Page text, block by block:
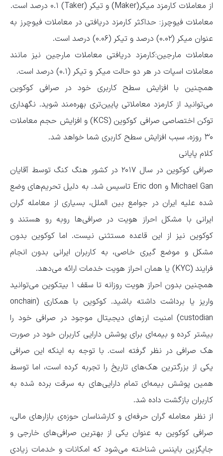
از معاملات کارمزد میکر(Maker) و تیکر (Taker) ۰.۱ درصد است.
معاملات فیوچرز: حداکثر کارمزد دریافتی در معاملات فیوچرز به
عنوان میکر (۰.۰۲) درصد و تیکر (۰.۰۶) درصد است.
معاملات مارجین:کارمزد دریافتی معاملات مارجین نیز مانند
معاملات اسپات در هر دو حالت میکر و تیکر (۰.۱) درصد است.
همچنین با افزایش سطح کاربری خود در صرافی کوکوین
می‌توانید از کارمزد معاملاتی پایین‌تری بهره‌مند شوید. نگهداری
توکن اختصاصی صرافی کوکوین (KCS) و افزایش حجم معاملات
۳۰ روزه، سبب افزایش سطح کاربری شما خواهد شد.
کلام پایانی
صرافی کوکوین در سال ۲۰۱۷ در کشور هنگ کنگ توسط آقایان
Michael Gan و Eric don تاسیس شد. به دلیل تحریم‌های وضع
شده علیه ایران در جوامع بین الملل، بسیاری از معامله گران
ایرانی با مشکل احراز هویت در صرافی‌ها روبه رو هستند و
کوکوین نیز از این قاعده مستثنی نیست. اما کوکوین بدون
مشکل و موضع گیری خاصی، به کاربران ایرانی بدون انجام
فرایند (KYC) یا همان احراز هویت خدمات ارائه می‌دهد.
همچنین بدون احراز هویت روزانه تا سقف ۱ بیتکوین می‌توانید
واریز یا برداشت داشته باشید. کوکوین با همکاری (onchain
custodian) امنیت ارزهای دیجیتال موجود در صرافی خود را
بیشتر کرده و بیمه‌ای برای پوشش دارایی کاربران خود در صورت
هک صرافی در نظر گرفته است. با توجه به اینکه این صرافی
یکی از بزرگترین هک‌های تاریخ را تجربه کرده است، اما توسط
همین پوشش بیمه‌ای تمام دارایی‌های به سرقت برده شده به
کاربران بازگشت داده شد.
از نظر معامله گران حرفه‌ای و کارشناسان حوزه‌ی بازارهای مالی،
صرافی کوکوین به عنوان یکی از بهترین صرافی‌های خارجی و
جایگزین بایننس شناخته می‌شود که امکانات و خدمات زیادی